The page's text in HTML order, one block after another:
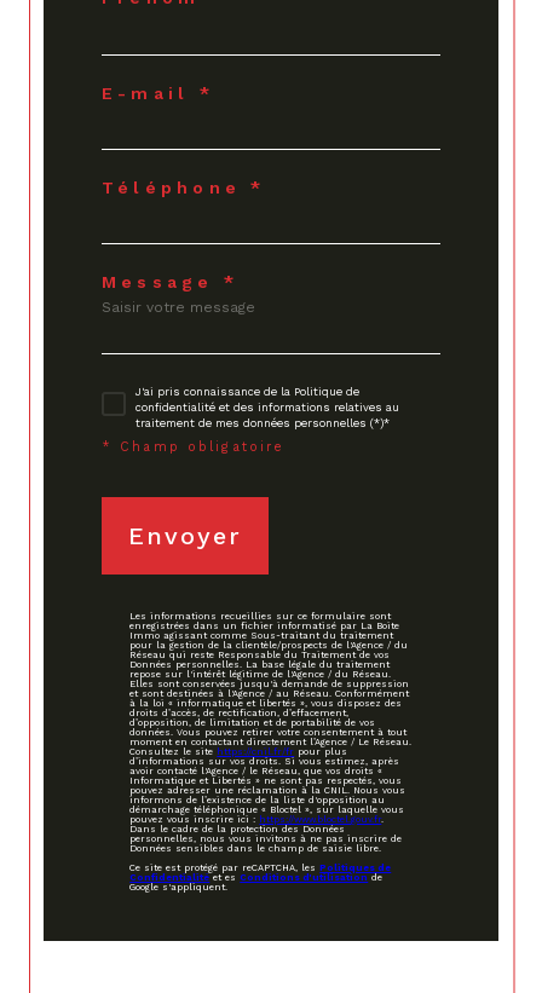
E-mail *
Téléphone *
Message *
J'ai pris connaissance de la Politique de
confidentialité et des informations relatives au
traitement de mes données personnelles (*)*
* Champ obligatoire
Envoyer
Les informations recueillies sur ce formulaire sont
enregistrées dans un fichier informatisé par La Boite
Immo agissant comme Sous-traitant du traitement
pour la gestion de la clientèle/prospects de l'Agence / du
Réseau qui reste Responsable du Traitement de vos
Données personnelles. La base légale du traitement
repose sur l'intérêt légitime de l'Agence / du Réseau.
Elles sont conservées jusqu'à demande de suppression
et sont destinées à l'Agence / au Réseau. Conformément
à la loi « informatique et libertés », vous disposez des
droits d’accès, de rectification, d’effacement,
d’opposition, de limitation et de portabilité de vos
données. Vous pouvez retirer votre consentement à tout
moment en contactant directement l’Agence / Le Réseau.
Consultez le site https://cnil.fr/fr pour plus
d’informations sur vos droits. Si vous estimez, après
avoir contacté l'Agence / le Réseau, que vos droits «
Informatique et Libertés » ne sont pas respectés, vous
pouvez adresser une réclamation à la CNIL. Nous vous
informons de l’existence de la liste d'opposition au
démarchage téléphonique « Bloctel », sur laquelle vous
pouvez vous inscrire ici : https://www.bloctel.gouv.fr.
Dans le cadre de la protection des Données
personnelles, nous vous invitons à ne pas inscrire de
Données sensibles dans le champ de saisie libre.
Ce site est protégé par reCAPTCHA, lesPolitiques de
Confidentialité et esConditions d'utilisation de
Google s'appliquent.